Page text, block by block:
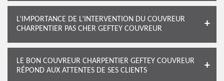
L’IMPORTANCE DE L’INTERVENTION DU COUVREUR
CHARPENTIER PAS CHER GEFTEY COUVREUR
LE BON COUVREUR CHARPENTIER GEFTEY COUVREUR
RÉPOND AUX ATTENTES DE SES CLIENTS